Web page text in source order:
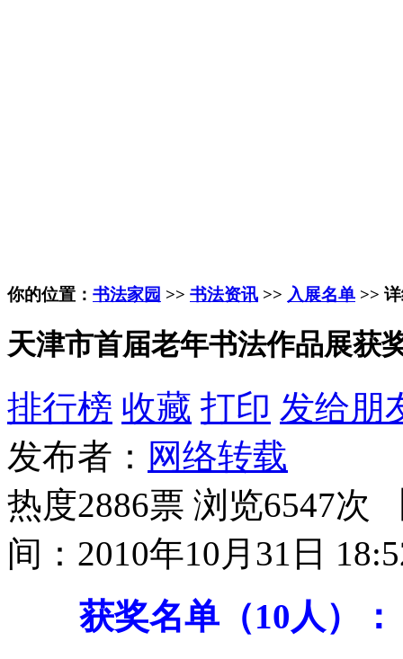
你的位置： 书法家园 >> 书法资讯 >> 入展名单 >>
天津市首届老年书法作品展获
排行榜 收藏 打印 发给朋
发布者： 网络转载
热度2886票 浏览6547次
间：2010年10月31日
获奖名单（10人）：